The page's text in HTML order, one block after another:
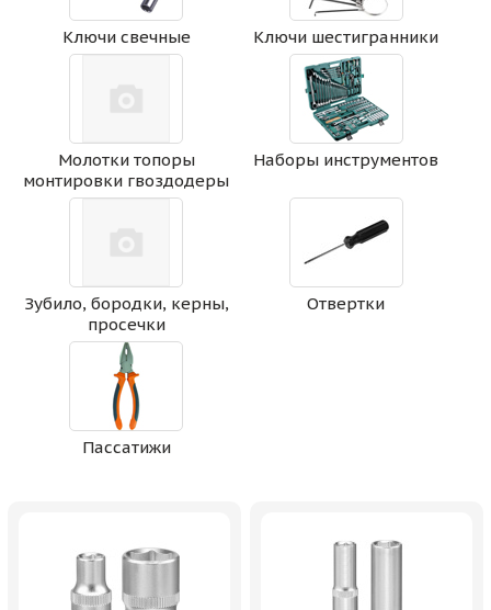
Ключи свечные Ключи шестигранники
Молотки топоры
монтировки гвоздодеры
Наборы инструментов
Зубило, бородки, керны,
просечки
Отвертки
Пассатижи